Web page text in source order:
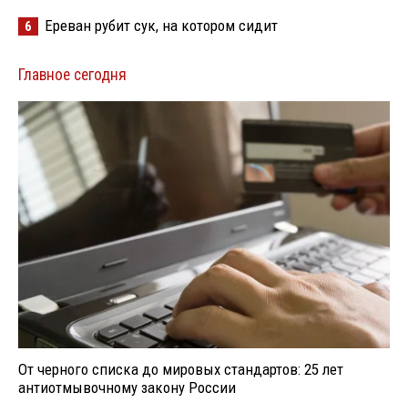
6 Ереван рубит сук, на котором сидит
Главное сегодня
От черного списка до мировых стандартов: 25 лет
антиотмывочному закону России